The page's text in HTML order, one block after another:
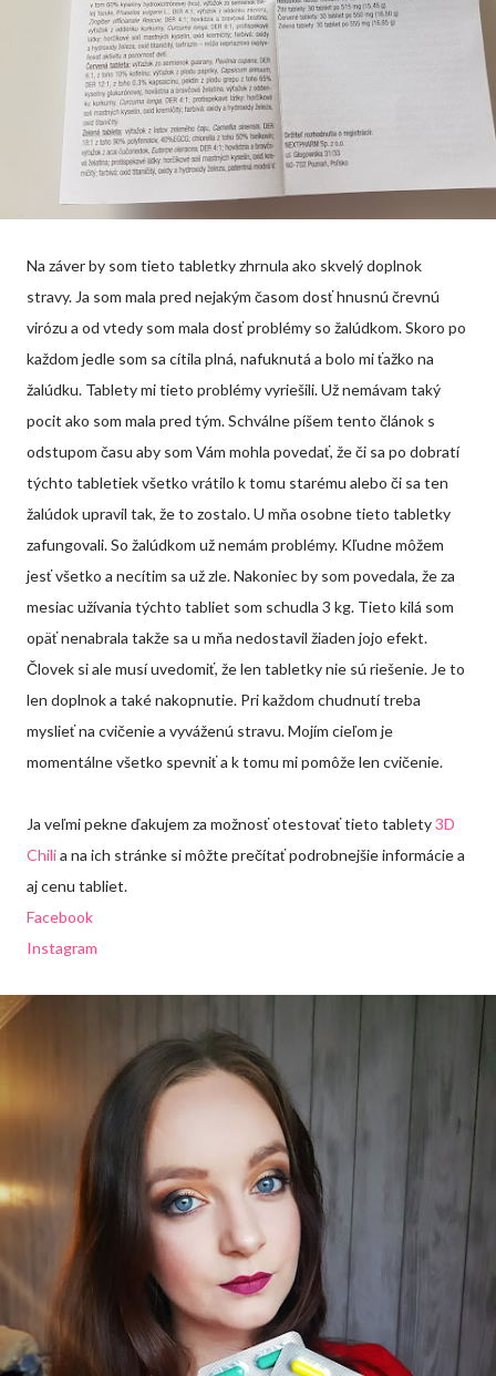
Na záver by som tieto tabletky zhrnula ako skvelý doplnok
stravy. Ja som mala pred nejakým časom dosť hnusnú črevnú
virózu a od vtedy som mala dosť problémy so žalúdkom. Skoro po
každom jedle som sa cítila plná, nafuknutá a bolo mi ťažko na
žalúdku. Tablety mi tieto problémy vyriešili. Už nemávam taký
pocit ako som mala pred tým. Schválne píšem tento článok s
odstupom času aby som Vám mohla povedať, že či sa po dobratí
týchto tabletiek všetko vrátilo k tomu starému alebo či sa ten
žalúdok upravil tak, že to zostalo. U mňa osobne tieto tabletky
zafungovali. So žalúdkom už nemám problémy. Kľudne môžem
jesť všetko a necítim sa už zle. Nakoniec by som povedala, že za
mesiac užívania týchto tabliet som schudla 3 kg. Tieto kilá som
opäť nenabrala takže sa u mňa nedostavil žiaden jojo efekt.
Človek si ale musí uvedomiť, že len tabletky nie sú riešenie. Je to
len doplnok a také nakopnutie. Pri každom chudnutí treba
myslieť na cvičenie a vyváženú stravu. Mojím cieľom je
momentálne všetko spevniť a k tomu mi pomôže len cvičenie.
Ja veľmi pekne ďakujem za možnosť otestovať tieto tablety3D
Chilia na ich stránke si môžte prečítať podrobnejšie informácie a
aj cenu tabliet.
Facebook
Instagram